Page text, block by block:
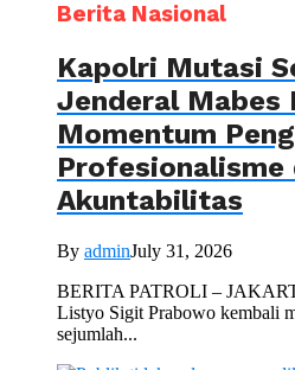
Berita Nasional
Kapolri Mutasi
Jenderal Mabes
Momentum
Profesionalisme
Akuntabilitas
By adminJuly 31, 2026
BERITA PATROLI –
Listyo Sigit Prabowo kembali
sejumlah...